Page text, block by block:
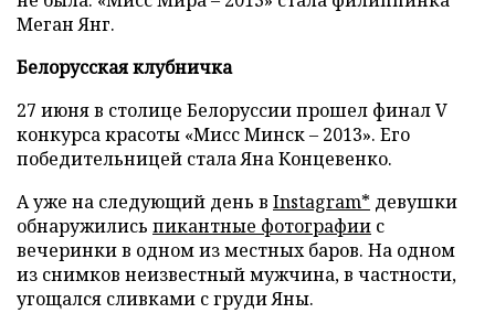
Меган Янг.
Белорусская клубничка
27 июня в столице Белоруссии прошел финал V
конкурса красоты «Мисс Минск – 2013». Его
победительницей стала Яна Концевенко.
А уже на следующий день в Instagram* девушки
обнаружились пикантные фотографии с
вечеринки в одном из местных баров. На одном
из снимков неизвестный мужчина, в частности,
угощался сливками с груди Яны.